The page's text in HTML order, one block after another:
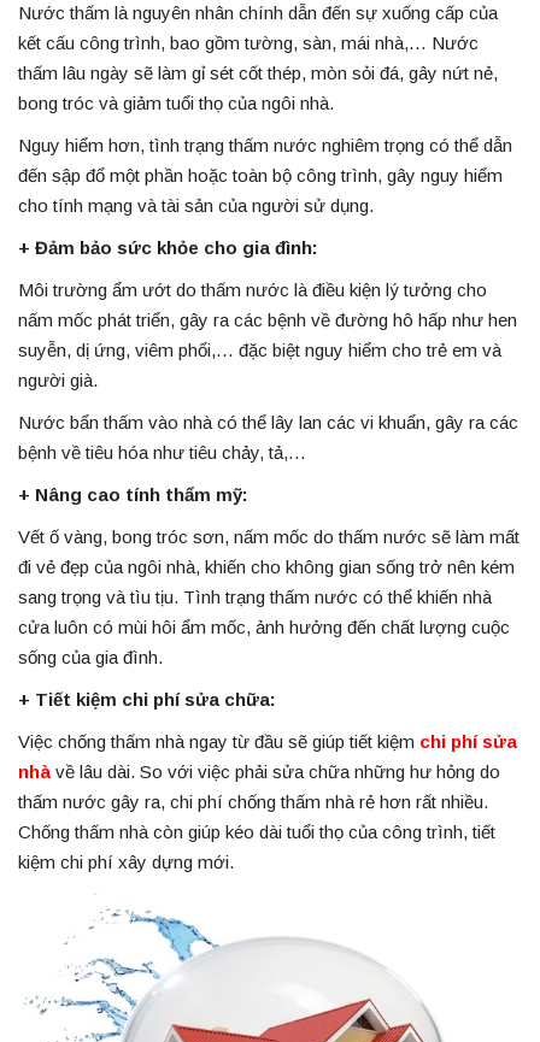
Nước thấm là nguyên nhân chính dẫn đến sự xuống cấp của
kết cấu công trình, bao gồm tường, sàn, mái nhà,… Nước
thấm lâu ngày sẽ làm gỉ sét cốt thép, mòn sỏi đá, gây nứt nẻ,
bong tróc và giảm tuổi thọ của ngôi nhà.
Nguy hiểm hơn, tình trạng thấm nước nghiêm trọng có thể dẫn
đến sập đổ một phần hoặc toàn bộ công trình, gây nguy hiểm
cho tính mạng và tài sản của người sử dụng.
+ Đảm bảo sức khỏe cho gia đình:
Môi trường ẩm ướt do thấm nước là điều kiện lý tưởng cho
nấm mốc phát triển, gây ra các bệnh về đường hô hấp như hen
suyễn, dị ứng, viêm phổi,… đặc biệt nguy hiểm cho trẻ em và
người già.
Nước bẩn thấm vào nhà có thể lây lan các vi khuẩn, gây ra các
bệnh về tiêu hóa như tiêu chảy, tả,…
+ Nâng cao tính thẩm mỹ:
Vết ố vàng, bong tróc sơn, nấm mốc do thấm nước sẽ làm mất
đi vẻ đẹp của ngôi nhà, khiến cho không gian sống trở nên kém
sang trọng và tìu tịu. Tình trạng thấm nước có thể khiến nhà
cửa luôn có mùi hôi ẩm mốc, ảnh hưởng đến chất lượng cuộc
sống của gia đình.
+ Tiết kiệm chi phí sửa chữa:
Việc chống thấm nhà ngay từ đầu sẽ giúp tiết kiệm chi phí sửa
nhà về lâu dài. So với việc phải sửa chữa những hư hỏng do
thấm nước gây ra, chi phí chống thấm nhà rẻ hơn rất nhiều.
Chống thấm nhà còn giúp kéo dài tuổi thọ của công trình, tiết
kiệm chi phí xây dựng mới.